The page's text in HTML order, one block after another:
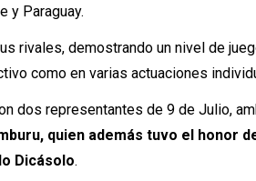
y Paraguay.
rivales, demostrando un nivel de
como en varias actuaciones
dos representantes de 9 de Julio,
quien además tuvo el honor
Dicásolo.